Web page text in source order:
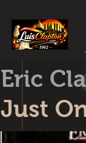
Eric
Just